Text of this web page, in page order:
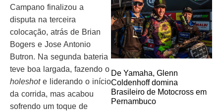
Campano finalizou a
disputa na terceira
colocação, atrás de Brian
Bogers e Jose Antonio
Butron. Na segunda bateria
teve boa largada, fazendo o
holeshote liderando o início
da corrida, mas acabou
sofrendo um toque de
De Yamaha, Glenn
Coldenhoff domina
Brasileiro de Motocross em
Pernambuco